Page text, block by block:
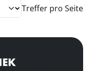
Treffer pro Seite